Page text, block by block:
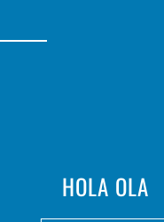
HOLA OLA